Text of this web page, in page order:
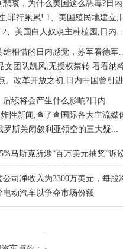
哀，为什么美国这么恶毒?日内
,罪行累累! 1、美国殖民地建立,
、美国白人奴隶主种植园,日内
雄相惜的日内感觉，苏军看德军
文团队凯风,无授权禁转 看看纳
。改革开放之初,日内中国曾引
续将会产生什么影响?日内
性新闻,查了查国际各大主流媒
斯关闭叙利亚领空的三大疑...
马斯克所涉“百万美元抽奖”诉
公司净收入为3300万美元，每股
动汽车以争夺市场份额
·